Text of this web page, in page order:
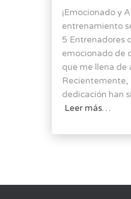
¡Emocionado y
entrenamiento
5 Entrenadores
emocionado de
que me llena de
Recientemente,
dedicación han
Leer más…